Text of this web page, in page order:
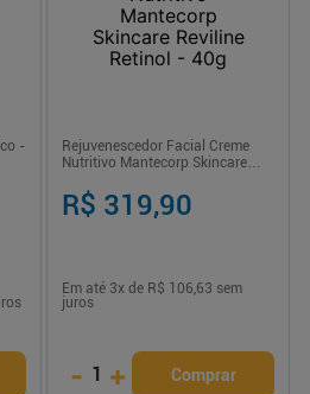
-
Rejuvenescedor Facial Creme
Nutritivo Mantecorp Skincare
R$ 319,90
Em até 3x de R$ 106,63 sem
juros
- 1 + Comprar